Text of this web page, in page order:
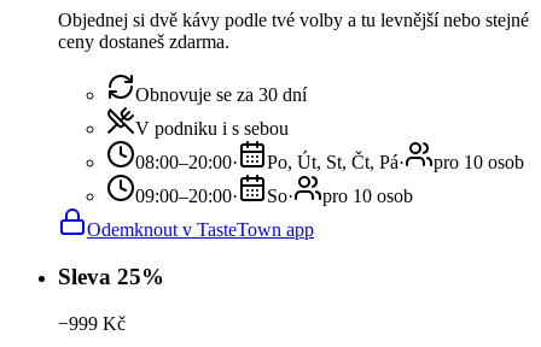
Objednej si dvě kávy podle tvé volby a tu levnější nebo stejné
ceny dostaneš zdarma.
Obnovuje se za 30 dní
V podniku i s sebou
08:00–20:00· Po, Út, St, Čt, Pá·
pro 10 osob
09:00–20:00· So·
pro 10 osob
Odemknout v TasteTown app
Sleva 25%
−999 Kč